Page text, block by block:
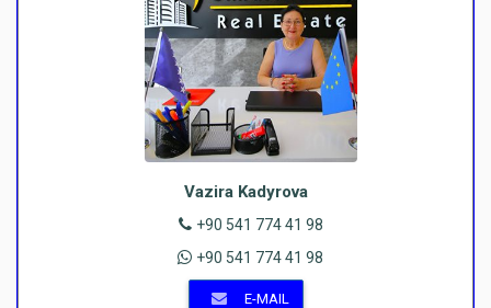
Vazira Kadyrova
+90 541 774 41 98
+90 541 774 41 98
E-MAIL